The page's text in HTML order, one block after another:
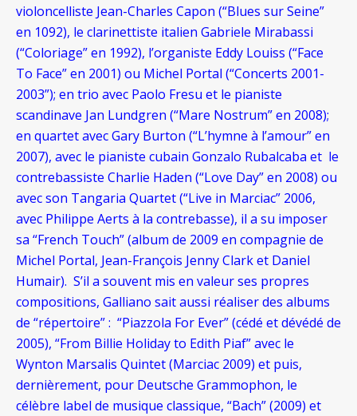
violoncelliste Jean-Charles Capon (“Blues sur Seine”
en 1092), le clarinettiste italien Gabriele Mirabassi
(“Coloriage” en 1992), l’organiste Eddy Louiss (“Face
To Face” en 2001) ou Michel Portal (“Concerts 2001-
2003”); en trio avec Paolo Fresu et le pianiste
scandinave Jan Lundgren (“Mare Nostrum” en 2008);
en quartet avec Gary Burton (“L’hymne à l’amour” en
2007), avec le pianiste cubain Gonzalo Rubalcaba et le
contrebassiste Charlie Haden (“Love Day” en 2008) ou
avec son Tangaria Quartet (“Live in Marciac” 2006,
avec Philippe Aerts à la contrebasse), il a su imposer
sa “French Touch” (album de 2009 en compagnie de
Michel Portal, Jean-François Jenny Clark et Daniel
Humair). S’il a souvent mis en valeur ses propres
compositions, Galliano sait aussi réaliser des albums
de “répertoire” : “Piazzola For Ever” (cédé et dévédé de
2005), “From Billie Holiday to Edith Piaf” avec le
Wynton Marsalis Quintet (Marciac 2009) et puis,
dernièrement, pour Deutsche Grammophon, le
célèbre label de musique classique, “Bach” (2009) et